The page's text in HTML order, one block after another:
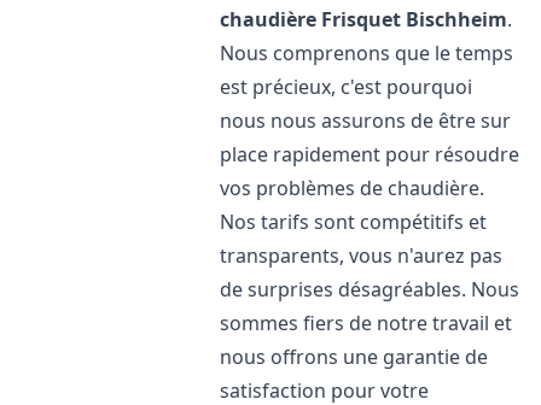
chaudière Frisquet Bischheim.
Nous comprenons que le temps
est précieux, c'est pourquoi
nous nous assurons de être sur
place rapidement pour résoudre
vos problèmes de chaudière.
Nos tarifs sont compétitifs et
transparents, vous n'aurez pas
de surprises désagréables. Nous
sommes fiers de notre travail et
nous offrons une garantie de
satisfaction pour votre